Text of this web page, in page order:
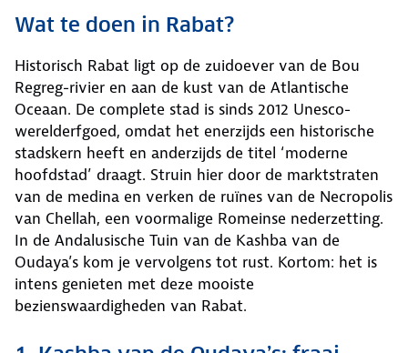
Wat te doen in Rabat?
Historisch Rabat ligt op de zuidoever van de Bou
Regreg-rivier en aan de kust van de Atlantische
Oceaan. De complete stad is sinds 2012 Unesco-
werelderfgoed, omdat het enerzijds een historische
stadskern heeft en anderzijds de titel ‘moderne
hoofdstad’ draagt. Struin hier door de marktstraten
van de medina en verken de ruïnes van de Necropolis
van Chellah, een voormalige Romeinse nederzetting.
In de Andalusische Tuin van de Kashba van de
Oudaya’s kom je vervolgens tot rust. Kortom: het is
intens genieten met deze mooiste
bezienswaardigheden van Rabat.